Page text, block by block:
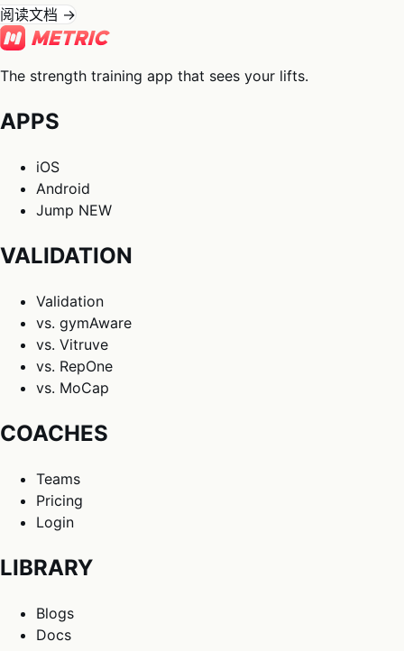
阅读文档 →
The strength training app that sees your lifts.
APPS
iOS
Android
Jump NEW
VALIDATION
Validation
vs. gymAware
vs. Vitruve
vs. RepOne
vs. MoCap
COACHES
Teams
Pricing
Login
LIBRARY
Blogs
Docs